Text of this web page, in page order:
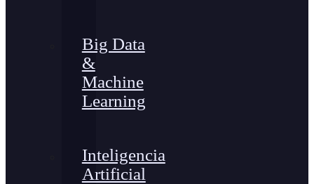
Big Data
&
Machine
Learning
Inteligencia
Artificial